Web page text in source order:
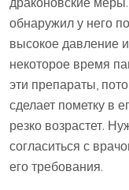
обнаружил у него
высокое давление
некоторое время
эти препараты,
сделает пометку в
резко возрастет.
согласиться с
его требования.